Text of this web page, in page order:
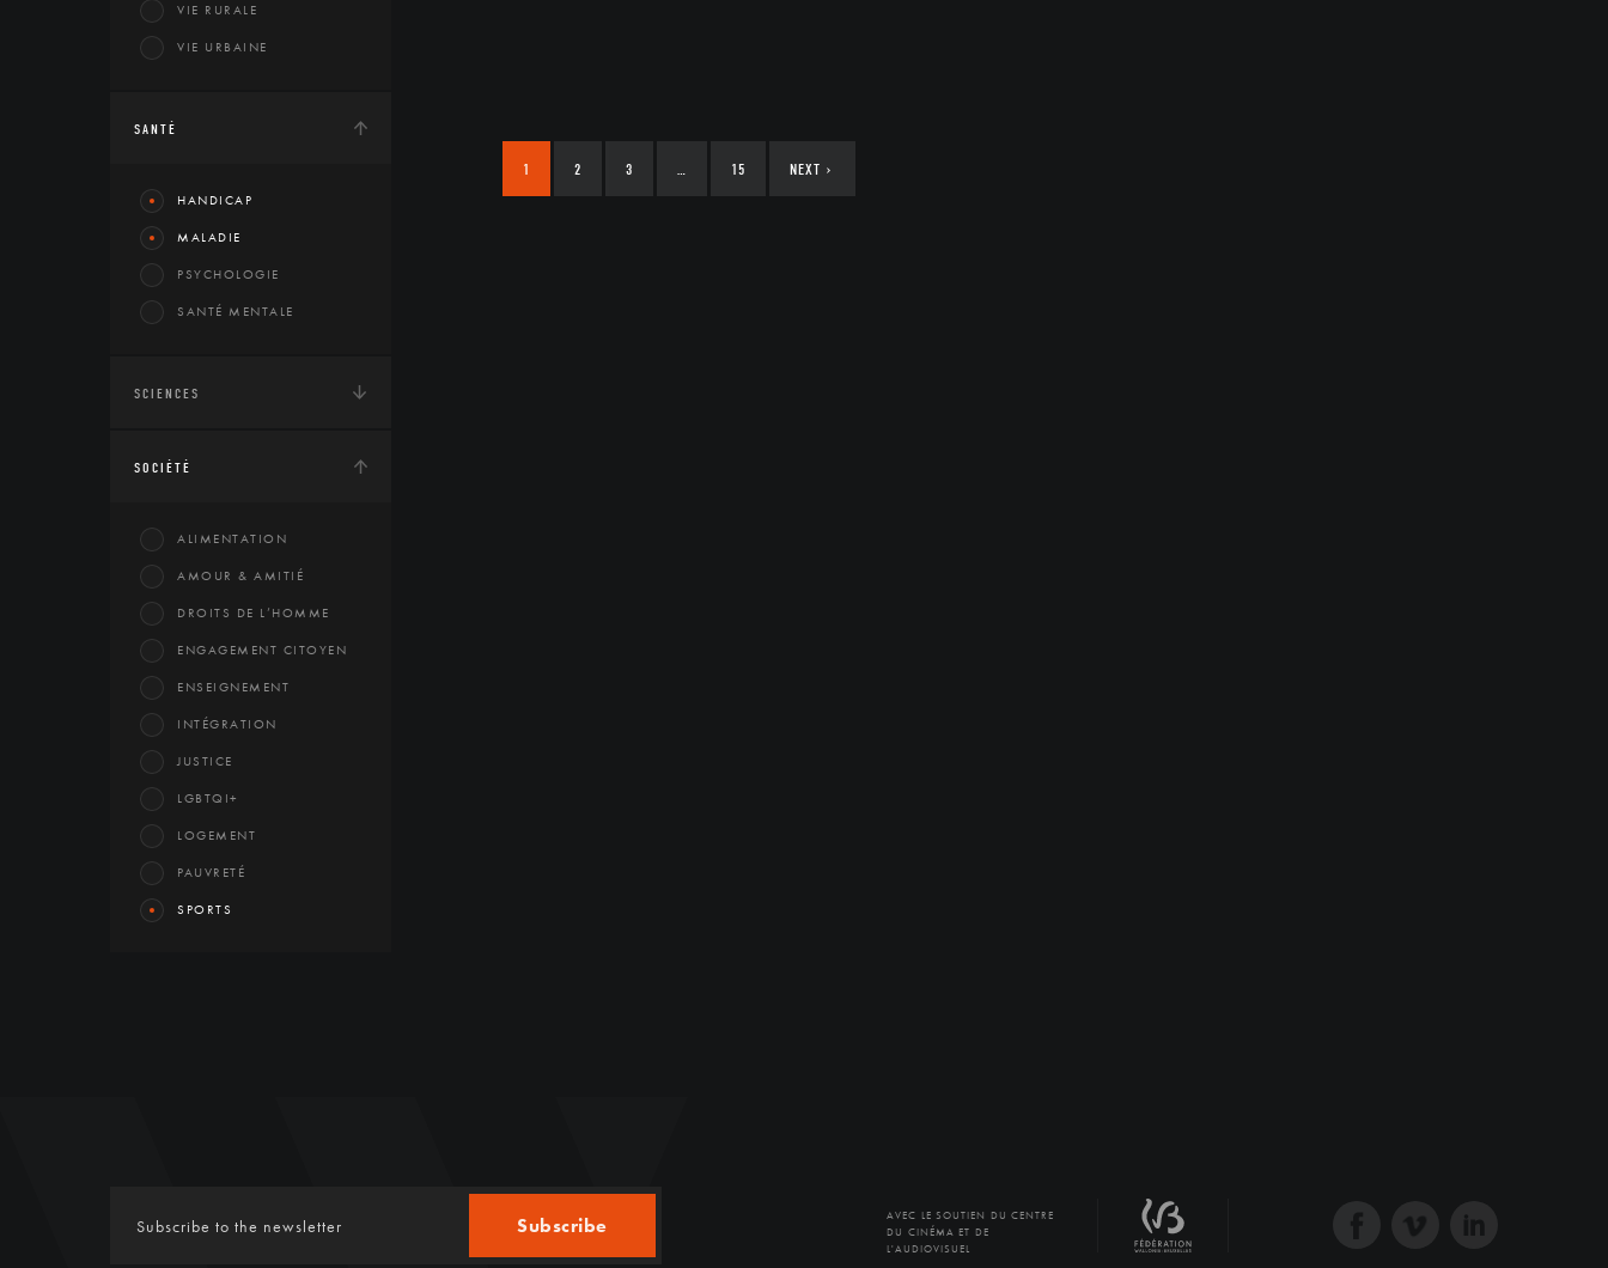
VIE RURALE
VIE URBAINE
SANTÉ
HANDICAP
MALADIE
PSYCHOLOGIE
SANTÉ MENTALE
SCIENCES
SOCIÉTÉ
ALIMENTATION
AMOUR & AMITIÉ
DROITS DE L’HOMME
ENGAGEMENT CITOYEN
ENSEIGNEMENT
INTÉGRATION
JUSTICE
LGBTQI+
LOGEMENT
PAUVRETÉ
SPORTS
1 2 3 15 NEXT ›
Subscribe
AVEC LE SOUTIEN DU CENTRE
DU CINÉMA ET DE
L'AUDIOVISUEL